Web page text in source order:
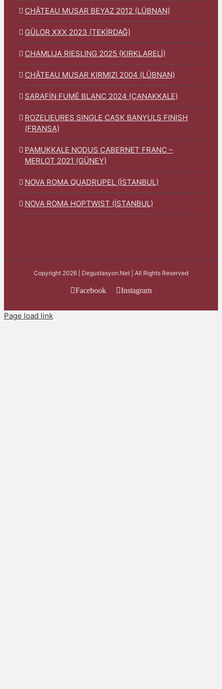
CHÂTEAU MUSAR BEYAZ 2012 (LÜBNAN)
GÜLOR XXX 2023 (TEKİRDAĞ)
CHAMLIJA RIESLING 2025 (KIRKLARELİ)
CHÂTEAU MUSAR KIRMIZI 2004 (LÜBNAN)
SARAFİN FUMÉ BLANC 2024 (ÇANAKKALE)
ROZELIEURES SINGLE CASK BANYULS FINISH
(FRANSA)
PAMUKKALE NODUS CABERNET FRANC –
MERLOT 2021 (GÜNEY)
NOVA ROMA QUADRUPEL (İSTANBUL)
NOVA ROMA HOPTWIST (İSTANBUL)
Copyright 2026 | Degustasyon.Net | All Rights Reserved
Facebook Instagram
Page load link